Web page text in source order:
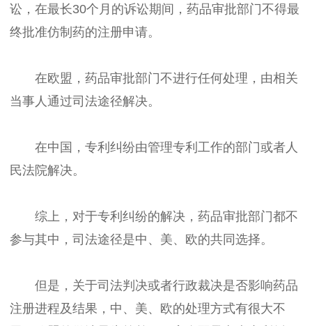
讼，在最长30个月的诉讼期间，药品审批部门不得最
终批准仿制药的注册申请。
在欧盟，药品审批部门不进行任何处理，由相关
当事人通过司法途径解决。
在中国，专利纠纷由管理专利工作的部门或者人
民法院解决。
综上，对于专利纠纷的解决，药品审批部门都不
参与其中，司法途径是中、美、欧的共同选择。
但是，关于司法判决或者行政裁决是否影响药品
注册进程及结果，中、美、欧的处理方式有很大不